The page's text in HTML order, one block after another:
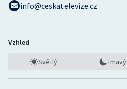
info@ceskatelevize.cz
Vzhled
Světlý Tmavý